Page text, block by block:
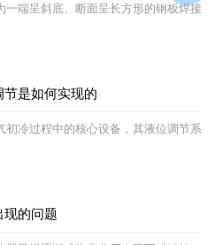
一端呈斜底、断面呈长方形的钢板焊接
是如何实现的
初冷过程中的核心设备，其液位调节系
现的问题